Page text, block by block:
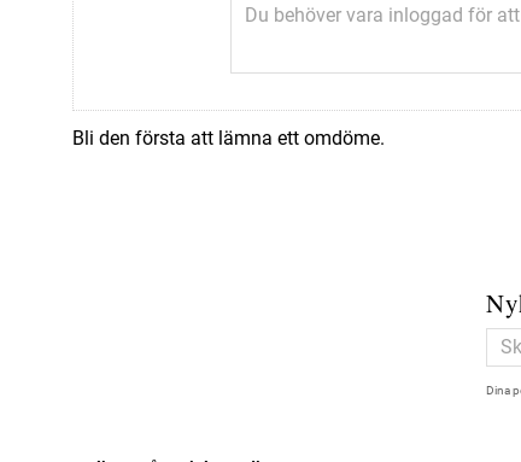
Bli den första att lämna ett omdöme.
Dina